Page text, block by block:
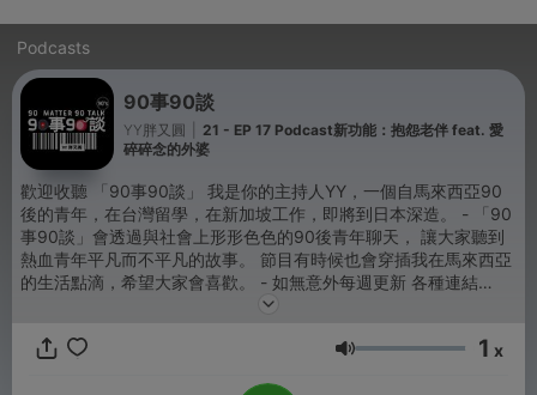
Podcasts
90事90談
YY胖又圓
21 - EP 17 Podcast新功能：抱怨老伴 feat. 愛
碎碎念的外婆
歡迎收聽 「90事90談」 我是你的主持人YY，一個自馬來西亞90
後的青年，在台灣留學，在新加坡工作，即將到日本深造。 - 「90
事90談」會透過與社會上形形色色的90後青年聊天， 讓大家聽到
熱血青年平凡而不平凡的故事。 節目有時候也會穿插我在馬來西亞
的生活點滴，希望大家會喜歡。 - 如無意外每週更新 各種連結
🔗https://taplink.cc/90matter90talk - 歡迎透過Instagram跟我互
https://www.instagram.com/90matter90talk/ - E-mail:
Volumen 1 x